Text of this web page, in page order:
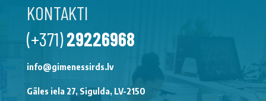
KONTAKTI
(+371)29226968
info@gimenessirds.lv
Gāles iela 27, Sigulda, LV-2150